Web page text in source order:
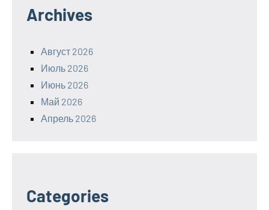
Archives
Август 2026
Июль 2026
Июнь 2026
Май 2026
Апрель 2026
Categories